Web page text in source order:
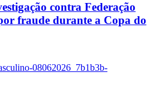
contra Federação
fraude durante a Copa do